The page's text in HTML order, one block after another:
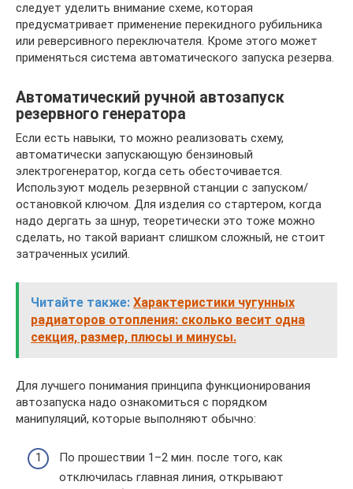
следует уделить внимание схеме, которая
предусматривает применение перекидного рубильника
или реверсивного переключателя. Кроме этого может
применяться система автоматического запуска резерва.
Автоматический ручной автозапуск
резервного генератора
Если есть навыки, то можно реализовать схему,
автоматически запускающую бензиновый
электрогенератор, когда сеть обесточивается.
Используют модель резервной станции с запуском/
остановкой ключом. Для изделия со стартером, когда
надо дергать за шнур, теоретически это тоже можно
сделать, но такой вариант слишком сложный, не стоит
затраченных усилий.
Читайте также: Характеристики чугунных
радиаторов отопления: сколько весит одна
секция, размер, плюсы и минусы.
Для лучшего понимания принципа функционирования
автозапуска надо ознакомиться с порядком
манипуляций, которые выполняют обычно:
По прошествии 1–2 мин. после того, как
отключилась главная линия, открывают